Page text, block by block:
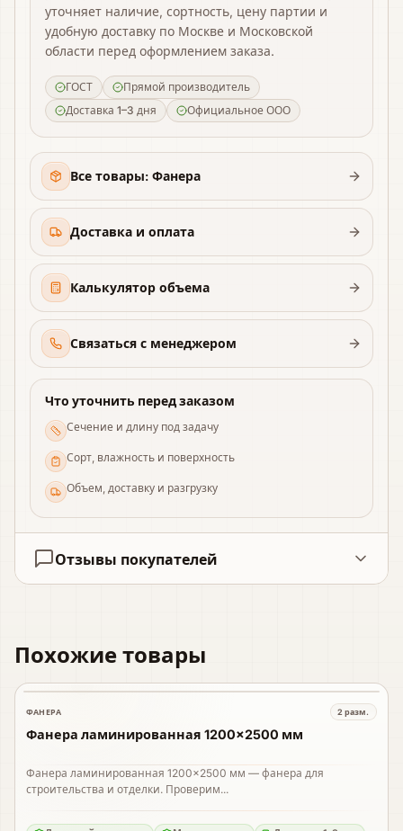
уточняет наличие, сортность, цену партии и
удобную доставку по Москве и Московской
области перед оформлением заказа.
ГОСТ
Прямой производитель
Доставка 1–3 дня
Официальное ООО
Все товары: Фанера
Доставка и оплата
Калькулятор объема
Связаться с менеджером
Что уточнить перед заказом
Сечение и длину под задачу
Сорт, влажность и поверхность
Объем, доставку и разгрузку
Отзывы покупателей
Похожие товары
В наличии
ФАНЕРА 2 разм.
Фанера ламинированная 1200×2500 мм
Фанера ламинированная 1200×2500 мм — фанера для
строительства и отделки. Проверим...